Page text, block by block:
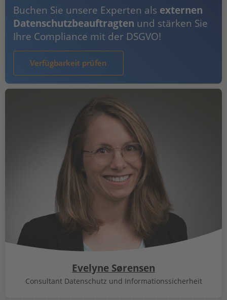
Buchen Sie unsere Experten als externen
Datenschutzbeauftragten und stärken Sie
Ihre Compliance mit der DSGVO!
Verfügbarkeit prüfen
Evelyne Sørensen
Consultant Datenschutz und Informationssicherheit